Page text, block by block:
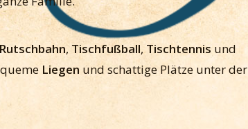
, Tischfußball,Tischtennis und
Liegen und schattige Plätze unter der